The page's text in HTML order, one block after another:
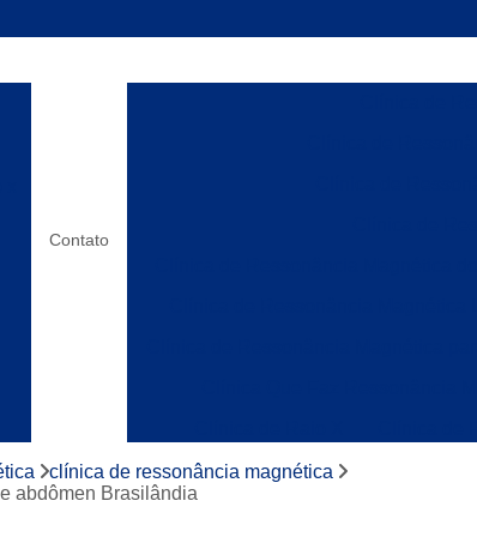
Contato
Laboratórios de Raio X
clínica de ressonância magnética
abdômen Brasilândia